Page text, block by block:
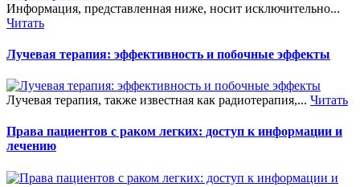
Информация, представленная ниже, носит исключительно...
Читать
Лучевая терапия: эффективность и побочные эффекты
Лучевая терапия, также известная как радиотерапия,... Читать
Права пациентов с раком легких: доступ к информации и
лечению